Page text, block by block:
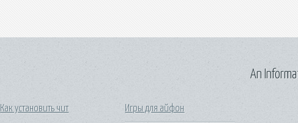
Как установить чит
Игры для айфон
An